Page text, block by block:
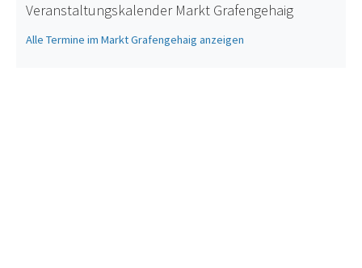
Veranstaltungskalender Markt Grafengehaig
Alle Termine im Markt Grafengehaig anzeigen